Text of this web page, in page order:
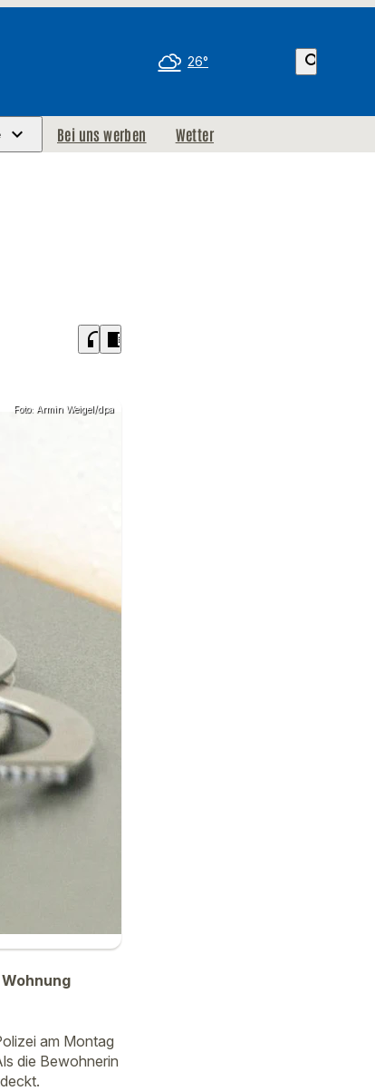
26° search
Bei uns werben Wetter
headphones chrome_reader_mode
Foto: Armin Weigel/dpa
am Montag
die Bewohnerin